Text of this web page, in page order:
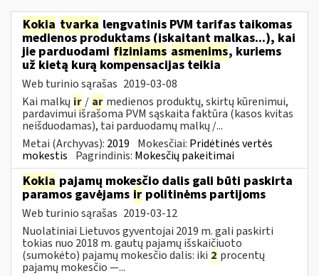
Kokia tvarka lengvatinis PVM tarifas taikomas
medienos produktams (įskaitant malkas...), kai
jie parduodami fiziniams asmenims, kuriems
už kietą kurą kompensacijas teikia
Web turinio sąrašas 2019-03-08
Kai malkų ir / ar medienos produktų, skirtų kūrenimui,
pardavimui išrašoma PVM sąskaita faktūra (kasos kvitas
neišduodamas), tai parduodamų malkų /...
Metai (Archyvas): 2019 Mokesčiai: Pridėtinės vertės
mokestis Pagrindinis: Mokesčių pakeitimai
Kokia pajamų mokesčio dalis gali būti paskirta
paramos gavėjams ir politinėms partijoms
Web turinio sąrašas 2019-03-12
Nuolatiniai Lietuvos gyventojai 2019 m. gali paskirti
tokias nuo 2018 m. gautų pajamų išskaičiuoto
(sumokėto) pajamų mokesčio dalis: iki 2 procentų
pajamų mokesčio —...